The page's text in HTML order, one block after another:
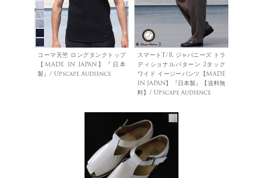
コーマ天竺 ロングタンクトップ
【MADE IN JAPAN】『日本
製』/ Upscape Audience
スマートT/R ジャパニーズ トラ
ディショナルパターン 2タック
ワイド イージーパンツ【MADE
IN JAPAN】『日本製』【送料無
料】/ Upscape Audience